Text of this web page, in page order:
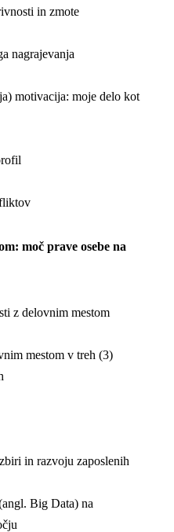
in zmote
nagrajevanja
motivacija: moje delo kot
moč prave osebe na
z delovnim mestom
mestom v treh (3)
in razvoju zaposlenih
Big Data) na